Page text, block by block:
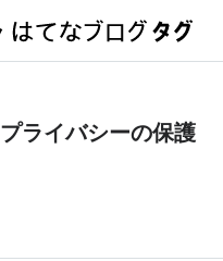
プライバシーの保護